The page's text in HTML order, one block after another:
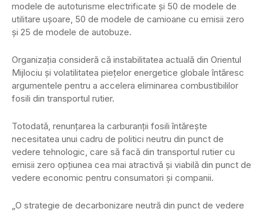
modele de autoturisme electrificate și 50 de modele de
utilitare ușoare, 50 de modele de camioane cu emisii zero
și 25 de modele de autobuze.
Organizația consideră că instabilitatea actuală din Orientul
Mijlociu și volatilitatea piețelor energetice globale întăresc
argumentele pentru a accelera eliminarea combustibililor
fosili din transportul rutier.
Totodată, renunțarea la carburanții fosili întărește
necesitatea unui cadru de politici neutru din punct de
vedere tehnologic, care să facă din transportul rutier cu
emisii zero opțiunea cea mai atractivă și viabilă din punct de
vedere economic pentru consumatori și companii.
„O strategie de decarbonizare neutră din punct de vedere